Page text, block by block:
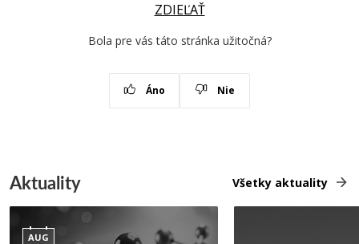
ZDIEĽAŤ
Bola pre vás táto stránka užitočná?
Áno Nie
Aktuality Všetky aktuality
AUG